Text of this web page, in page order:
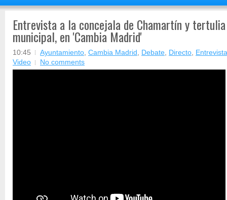
Entrevista a la concejala de Chamartín y tertulia
municipal, en 'Cambia Madrid'
10:45 Ayuntamiento, Cambia Madrid , Debate, Directo, Entrevista
Video
No comments